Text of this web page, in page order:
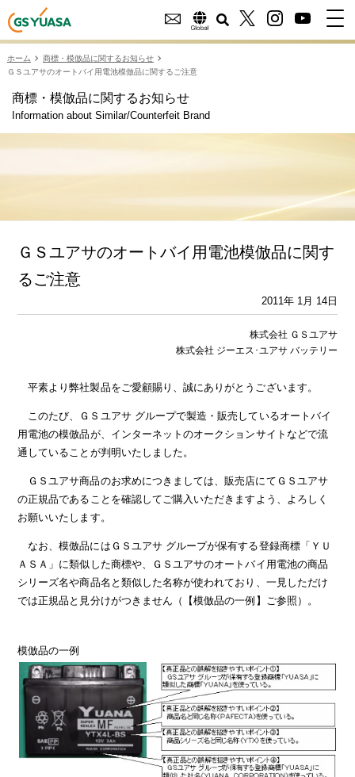
ホーム
商標・模倣品に関するお知らせ
ＧＳユアサのオートバイ用電池模倣品に関するご注意
商標・模倣品に関するお知らせ
Information about Similar/Counterfeit Brand
ＧＳユアサのオートバイ用電池模倣品に関す
るご注意
2011年 1月 14日
株式会社 ＧＳユアサ
株式会社 ジーエス･ユアサ バッテリー
平素より弊社製品をご愛顧賜り、誠にありがとうございます。
このたび、ＧＳユアサ グループで製造・販売しているオートバイ
用電池の模倣品が、インターネットのオークションサイトなどで流
通していることが判明いたしました。
ＧＳユアサ商品のお求めにつきましては、販売店にてＧＳユアサ
の正規品であることを確認してご購入いただきますよう、よろしく
お願いいたします。
なお、模倣品にはＧＳユアサ グループが保有する登録商標「ＹＵ
ＡＳＡ」に類似した商標や、ＧＳユアサのオートバイ用電池の商品
シリーズ名や商品名と類似した名称が使われており、一見しただけ
では正規品と見分けがつきません（【模倣品の一例】ご参照）。
模倣品の一例